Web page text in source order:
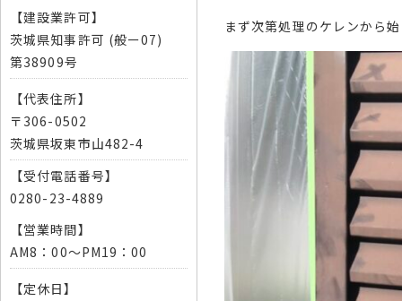
まず次第処理のケレンから
【建設業許可】
茨城県知事許可 (般ー07)
第38909号
【代表住所】
〒306-0502
茨城県坂東市山482-4
【受付電話番号】
0280-23-4889
【営業時間】
AM8：00～PM19：00
【定休日】